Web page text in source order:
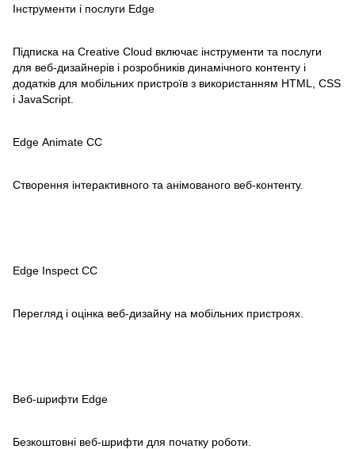
Інструменти і послуги Edge
Підписка на Creative Cloud включає інструменти та послуги
для веб-дизайнерів і розробників динамічного контенту і
додатків для мобільних пристроїв з використанням HTML, CSS
і JavaScript.
Edge Animate CC
Створення інтерактивного та анімованого веб-контенту.
Edge Inspect CC
Перегляд і оцінка веб-дизайну на мобільних пристроях.
Веб-шрифти Edge
Безкоштовні веб-шрифти для початку роботи.